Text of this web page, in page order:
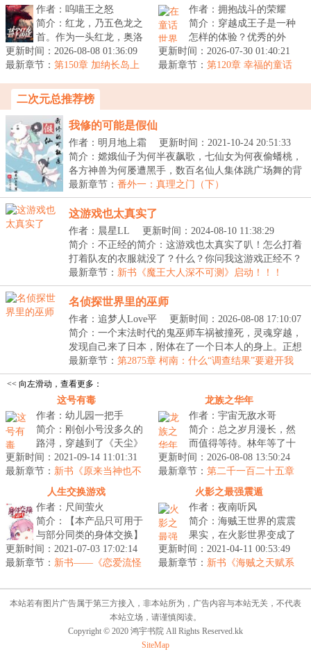
作者：呜喵王之怒
简介：红龙，乃五色龙之
首。作为一头红龙，奥洛
伦表示……什么人人平等
的帝国？红龙就是要征服
更新时间：2026-08-08 01:36:09
最新章节： 第150章 加纳长岛上
作者：拥抱战斗的荣耀
简介：穿越成王子是一种
怎样的体验？优秀的外
貌、卓越的天赋、绝对的
权柄......很好，想必接下
更新时间：2026-07-30 01:40:21
最新章节： 第120章 幸福的童话
二次元总推荐榜
我修的可能是假仙
作者：明月地上霜
更新时间：2021-10-24 20:51:33
简介：嫦娥仙子为何半夜飙歌，七仙女为何夜偷蟠桃，
各方神兽为何屡遭黑手，数百名仙人集体跳广场舞的背
后...
最新章节： 番外一：真理之门（下）
这游戏也太真实了
作者：晨星LL
更新时间：2024-08-10 11:38:29
简介：不正经的简介：这游戏也太真实了叭！怎么打着
打着队友的衣服就没了？什么？你问我这游戏正经不？
当...
最新章节： 新书《魔王大人深不可测》启动！！！
名侦探世界里的巫师
作者：追梦人Love平
更新时间：2026-08-08 17:10:07
简介：一个末法时代的鬼巫师车祸被撞死，灵魂穿越，
发现自己来了日本，附体在了一个日本人的身上。正想
着...
最新章节： 第2875章 柯南：什么“调查结果”要避开我
说？难道是组织的情报不成？
<< 向左滑动，查看更多：
这号有毒
作者：幼儿园一把手
简介：刚创小号没多久的
路浔，穿越到了《天尘》
这款仙侠类游戏中，明明
是个玩家，却莫名其妙的
带着npc模...
更新时间：2021-09-14 11:01:31
最新章节： 新书《原来当神也不
龙族之华年
作者：宇宙无敌水哥
简介：总之岁月漫长，然
而值得等待。林年等了十
六年，等到了卡塞尔之门
的召唤，等来荒诞无稽、
热血放纵的...
更新时间：2026-08-08 13:50:24
最新章节： 第二千一百二十五章
：三角定位
人生交换游戏
作者：尺间萤火
简介：【本产品只可用于
与部分同类的身体交换】
【您可以单方面禁止对方
进入自己身体，而将身体
更新时间：2021-07-03 17:02:14
最新章节： 新书——《恋爱流怪
火影之最强震遁
作者：夜南听风
简介：海贼王世界的震震
果实，在火影世界变成了
可以震碎一切的震遁血继
限界！尘遁木遁？须佐能
更新时间：2021-04-11 00:53:49
最新章节： 新书《海贼之天赋系
本站若有图片广告属于第三方接入，非本站所为，广告内容与本站无关，不代表
本站立场，请谨慎阅读。
Copyright © 2020 鸿宇书院 All Rights Reserved.kk
SiteMap